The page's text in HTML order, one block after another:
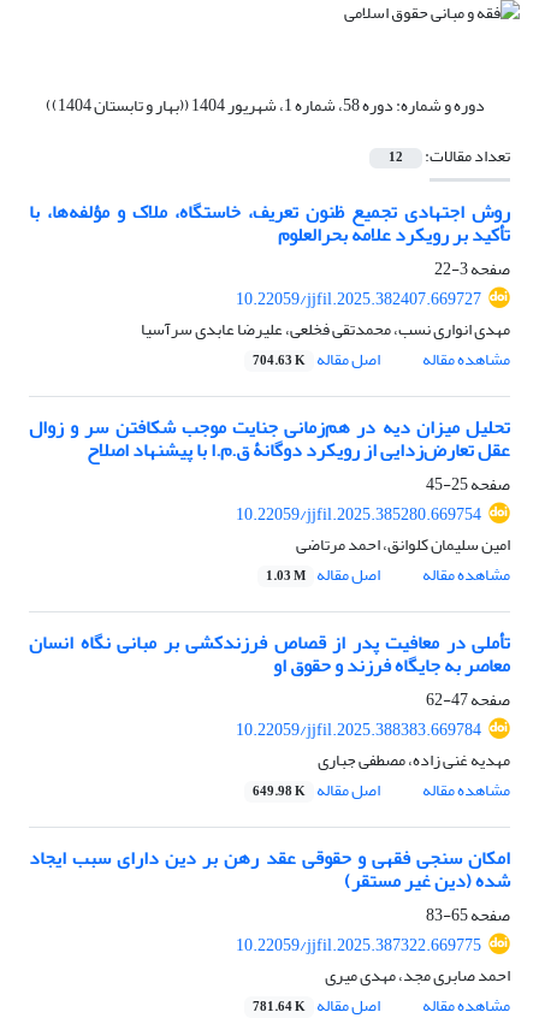
دوره و شماره:دوره 58، شماره 1، شهریور 1404 ((بهار و تابستان 1404))
تعداد مقالات:
12
روش اجتهادی تجمیع ظنون‏ تعریف، خاستگاه، ملاک و مؤلفه‌ها، با
تأکید بر رویکرد علامه بحرالعلوم
صفحه3-22
10.22059/jjfil.2025.382407.669727
مهدی انواری نسب، محمدتقی فخلعی، علیرضا عابدی سرآسیا
مشاهده مقاله
اصل مقاله 704.63 K
تحلیل میزان دیه در هم‌زمانی جنایت موجب شکافتن سر و زوال
عقل‏ تعارض‌زدایی از رویکرد دوگانۀ ق.م.ا با پیشنهاد اصلاح
صفحه25-45
10.22059/jjfil.2025.385280.669754
امین سلیمان کلوانق، احمد مرتاضی
مشاهده مقاله
اصل مقاله 1.03 M
تأملی در معافیت پدر از قصاص فرزندکشی بر مبانی نگاه انسان
معاصر به جایگاه فرزند و حقوق او‏
صفحه47-62
10.22059/jjfil.2025.388383.669784
مهدیه غنی زاده، مصطفی جباری
مشاهده مقاله
اصل مقاله 649.98 K
امکان سنجی فقهی و حقوقی عقد رهن بر دین دارای سبب ایجاد
شده (دین غیر مستقر)‏
صفحه65-83
10.22059/jjfil.2025.387322.669775
احمد صابری مجد، مهدی میری
مشاهده مقاله
اصل مقاله 781.64 K